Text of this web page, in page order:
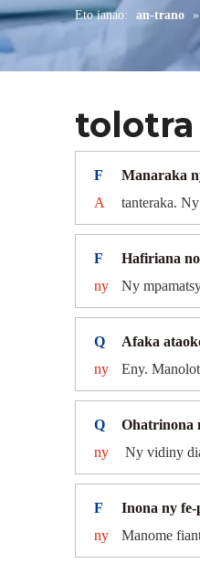
Eto ianao: an-trano »
tolotra
F
Manaraka
A
tanteraka.
F
Hafiriana
ny
Ny
Q
Afaka
ny
Eny.
Q
Ohatrinona
ny
Ny vidiny
F
Inona ny
ny
Manome